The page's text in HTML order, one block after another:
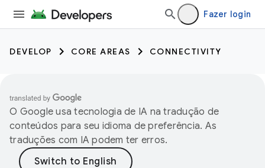
Fazer login
DEVELOP CORE AREAS CONNECTIVITY
O Google usa tecnologia de IA na tradução de
conteúdos para seu idioma de preferência. As
traduções com IA podem ter erros.